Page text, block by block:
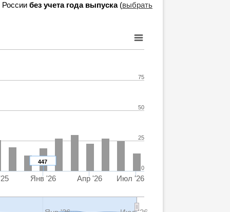
России без учета года выпуска(выбрать
447
Янв '26 Апр '26 Июл '26
0
25
50
75